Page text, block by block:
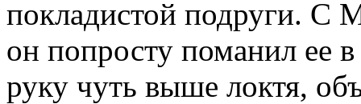
покладистой подруги. С
он попросту поманил ее
руку чуть выше локтя,